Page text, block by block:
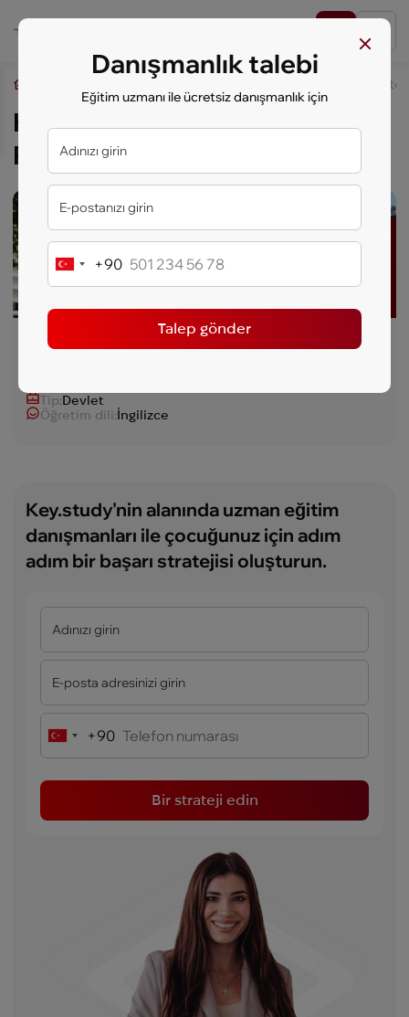
Öğrenciler İçin Yurt Dışında Eğitim Hollanda
Hollanda Üniversiteleri,
Program: Yüksek Lisans
Lider Üniversite
Twente Üniversitesi
Tip:Devlet
Öğretim dili:İngilizce
Key.study'nin alanında uzman eğitim
danışmanları ile çocuğunuz için adım
adım bir başarı stratejisi oluşturun.
Turkey+90
Bir strateji edin
Danışmanlık talebi
Eğitim uzmanı ile ücretsiz danışmanlık için
Turkey+90
Talep gönder